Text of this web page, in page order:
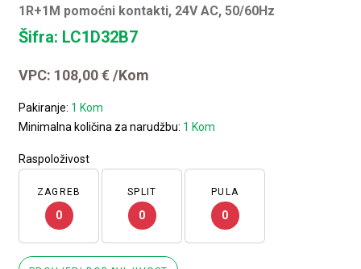
1R+1M pomoćni kontakti, 24V AC, 50/60Hz
Šifra: LC1D32B7
VPC: 108,00€ /Kom
Pakiranje: 1 Kom
Minimalna količina za narudžbu: 1 Kom
Raspoloživost
ZAGREB
0
SPLIT
0
PULA
0